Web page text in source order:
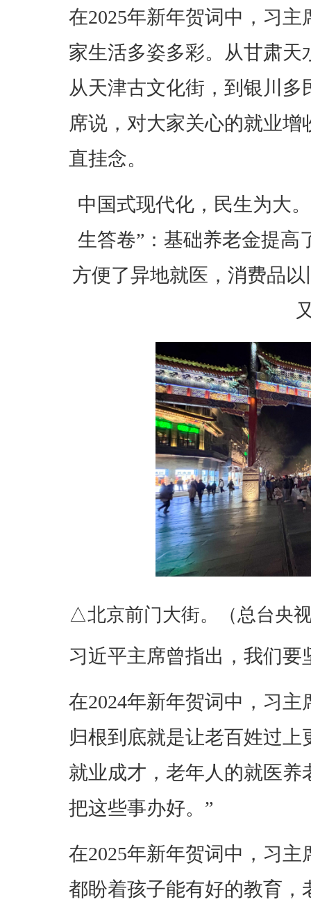
在2025年新年贺词中，习
家生活多姿多彩。从甘肃
从天津古文化街，到银川
席说，对大家关心的就业增
直挂念。
中国式现代化，民生为大
生答卷”：基础养老金提高
方便了异地就医，消费品
△北京前门大街。（总台央
习近平主席曾指出，我们
在2024年新年贺词中，习
归根到底就是让老百姓过
就业成才，老年人的就医
把这些事办好。”
在2025年新年贺词中，习
都盼着孩子能有好的教育